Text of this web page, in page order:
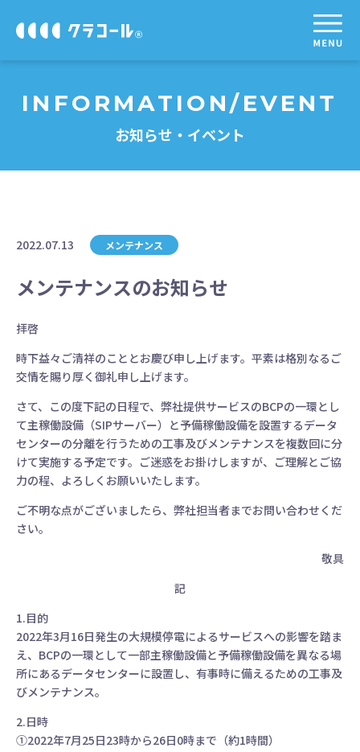
INFORMATION/EVENT
お知らせ・イベント
2022.07.13 メンテナンス
メンテナンスのお知らせ
拝啓
時下益々ご清祥のこととお慶び申し上げます。平素は格別なるご
交情を賜り厚く御礼申し上げます。
さて、この度下記の日程で、弊社提供サービスのBCPの一環とし
て主稼働設備（SIPサーバー）と予備稼働設備を設置するデータ
センターの分離を行うための工事及びメンテナンスを複数回に分
けて実施する予定です。ご迷惑をお掛けしますが、ご理解とご協
力の程、よろしくお願いいたします。
ご不明な点がございましたら、弊社担当者までお問い合わせくだ
さい。
敬具
記
1.目的
2022年3月16日発生の大規模停電によるサービスへの影響を踏ま
え、BCPの一環として一部主稼働設備と予備稼働設備を異なる場
所にあるデータセンターに設置し、有事時に備えるための工事及
びメンテナンス。
2.日時
①2022年7月25日23時から26日0時まで（約1時間）